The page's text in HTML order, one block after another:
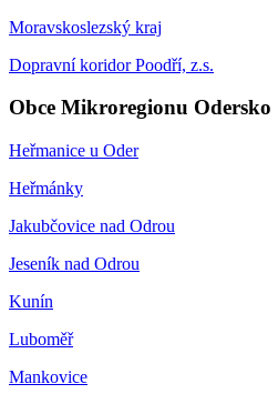
Moravskoslezský kraj
Dopravní koridor Poodří, z.s.
Obce Mikroregionu Odersko
Heřmanice u Oder
Heřmánky
Jakubčovice nad Odrou
Jeseník nad Odrou
Kunín
Luboměř
Mankovice